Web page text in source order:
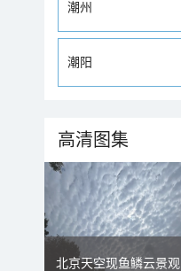
潮州
潮阳
高清图集
北京天空现鱼鳞云景观